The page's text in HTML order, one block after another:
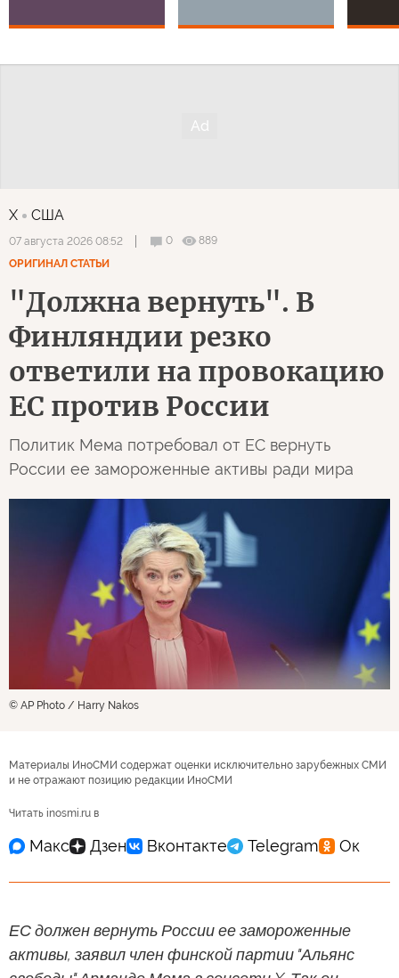
X США
07 августа 2026 08:52 0
889
ОРИГИНАЛ СТАТЬИ
"Должна вернуть". В
Финляндии резко
ответили на провокацию
ЕС против России
Политик Мема потребовал от ЕС вернуть
России ее замороженные активы ради мира
© AP Photo / Harry Nakos
Материалы ИноСМИ содержат оценки исключительно зарубежных СМИ
и не отражают позицию редакции ИноСМИ
Читать inosmi.ru в
ЕС должен вернуть России ее замороженные
активы, заявил член финской партии "Альянс